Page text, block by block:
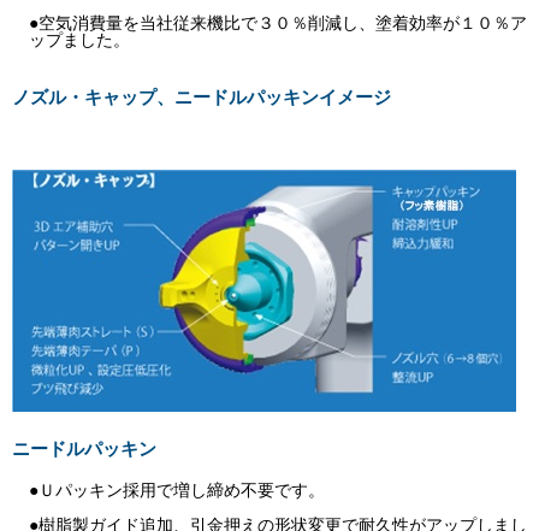
●空気消費量を当社従来機比で３０％削減し、塗着効率が１０％ア
ップました。
ノズル・キャップ、ニードルパッキンイメージ
ニードルパッキン
●Ｕパッキン採用で増し締め不要です。
●樹脂製ガイド追加、引金押えの形状変更で耐久性がアップしまし